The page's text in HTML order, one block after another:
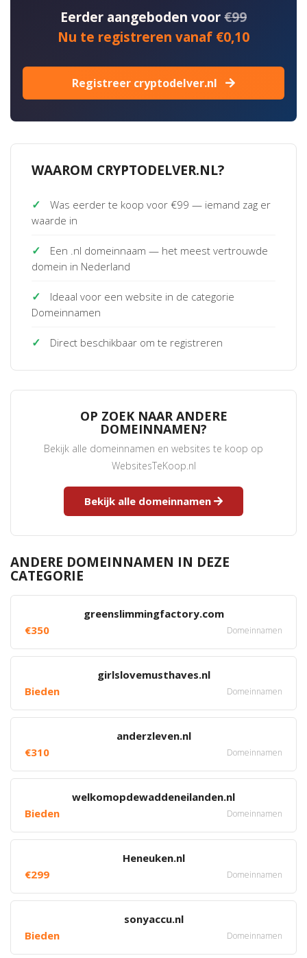
Eerder aangeboden voor€99
Nu te registreren vanaf €0,10
Registreer cryptodelver.nl
WAAROM CRYPTODELVER.NL?
✓
Was eerder te koop voor €99 — iemand zag er
waarde in
✓
Een .nl domeinnaam — het meest vertrouwde
domein in Nederland
✓
Ideaal voor een website in de categorie
Domeinnamen
✓ Direct beschikbaar om te registreren
OP ZOEK NAAR ANDERE
DOMEINNAMEN?
Bekijk alle domeinnamen en websites te koop op
WebsitesTeKoop.nl
Bekijk alle domeinnamen
ANDERE DOMEINNAMEN IN DEZE
CATEGORIE
greenslimmingfactory.com
€350
Domeinnamen
girlslovemusthaves.nl
Bieden
Domeinnamen
anderzleven.nl
€310
Domeinnamen
welkomopdewaddeneilanden.nl
Bieden
Domeinnamen
Heneuken.nl
€299
Domeinnamen
sonyaccu.nl
Bieden
Domeinnamen